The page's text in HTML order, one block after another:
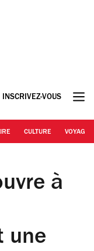
INSCRIVEZ-VOUS
CULTURE VOYAGE
à
une